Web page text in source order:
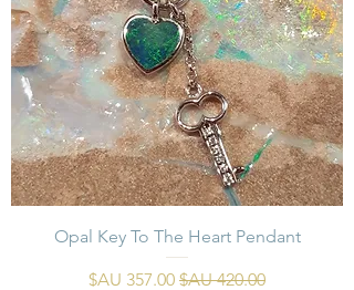
Opal Key To The Heart Pendant
سعر عادي
سعر البيع